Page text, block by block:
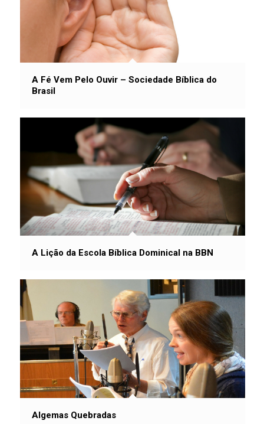
A Fé Vem Pelo Ouvir – Sociedade Bíblica do
Brasil
A Lição da Escola Bíblica Dominical na BBN
Algemas Quebradas